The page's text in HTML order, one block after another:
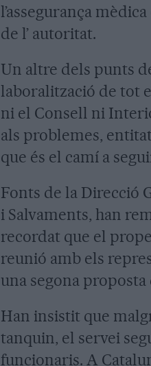
l’assegurança
de l’ autoritat.
Un altre dels punts
laboralització de tot
ni el Consell ni
als problemes,
que és el camí a
Fonts de la Direcció
i Salvaments, han
recordat que el
reunió amb els
una segona
Han insistit que
tanquin, el servei
funcionaris. A